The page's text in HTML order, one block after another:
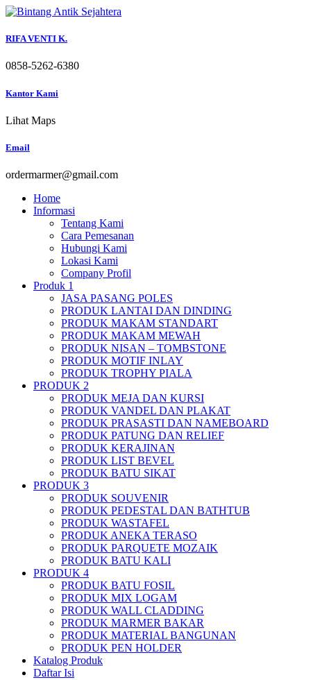
Skip
content
RIFA VENTI K.
0858-5262-6380
Kantor Kami
Lihat Maps
Email
ordermarmer@gmail.com
Home
Informasi
Tentang Kami
Cara Pemesanan
Hubungi Kami
Lokasi Kami
Company Profil
Produk 1
JASA PASANG POLES
PRODUK LANTAI DAN DINDING
PRODUK MAKAM STANDART
PRODUK MAKAM MEWAH
PRODUK NISAN – TOMBSTONE
PRODUK MOTIF INLAY
PRODUK TROPHY PIALA
PRODUK 2
PRODUK MEJA DAN KURSI
PRODUK VANDEL DAN PLAKAT
PRODUK PRASASTI DAN NAMEBOARD
PRODUK PATUNG DAN RELIEF
PRODUK KERAJINAN
PRODUK LIST BEVEL
PRODUK BATU SIKAT
PRODUK 3
PRODUK SOUVENIR
PRODUK PEDESTAL DAN BATHTUB
PRODUK WASTAFEL
PRODUK ANEKA TERASO
PRODUK PARQUETE MOZAIK
PRODUK BATU KALI
PRODUK 4
PRODUK BATU FOSIL
PRODUK MIX LOGAM
PRODUK WALL CLADDING
PRODUK MARMER BAKAR
PRODUK MATERIAL BANGUNAN
PRODUK PEN HOLDER
Katalog Produk
Daftar Isi